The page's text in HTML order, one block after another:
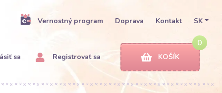
Vernostný program Doprava Kontakt SK
sa Registrovať sa
0
KOŠÍK